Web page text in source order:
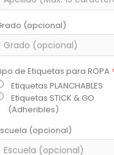
(opcional)
de Etiquetas para ROPA
Etiquetas PLANCHABLES
Etiquetas STICK & GO
(Adheribles)
(opcional)